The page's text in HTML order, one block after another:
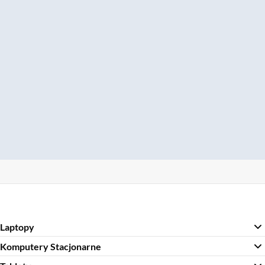
Laptopy
Komputery Stacjonarne